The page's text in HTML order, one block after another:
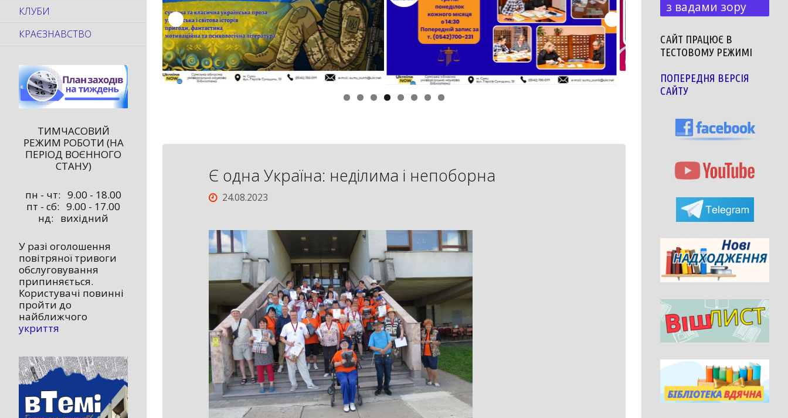
Є одна Україна: неділима і непоборна
24.08.2023
КЛУБИ
КРАЄЗНАВСТВО
ТИМЧАСОВИЙ
РЕЖИМ РОБОТИ (НА
ПЕРІОД ВОЄННОГО
СТАНУ)
пн - чт: 9.00 - 18.00
пт - сб: 9.00 - 17.00
нд: вихідний
У разі оголошення
повітряної тривоги
обслуговування
припиняється.
Користувачі повинні
пройти до
найближчого
укриття
з вадами зору
САЙТ ПРАЦЮЄ В
ТЕСТОВОМУ РЕЖИМІ
ПОПЕРЕДНЯ ВЕРСІЯ
САЙТУ